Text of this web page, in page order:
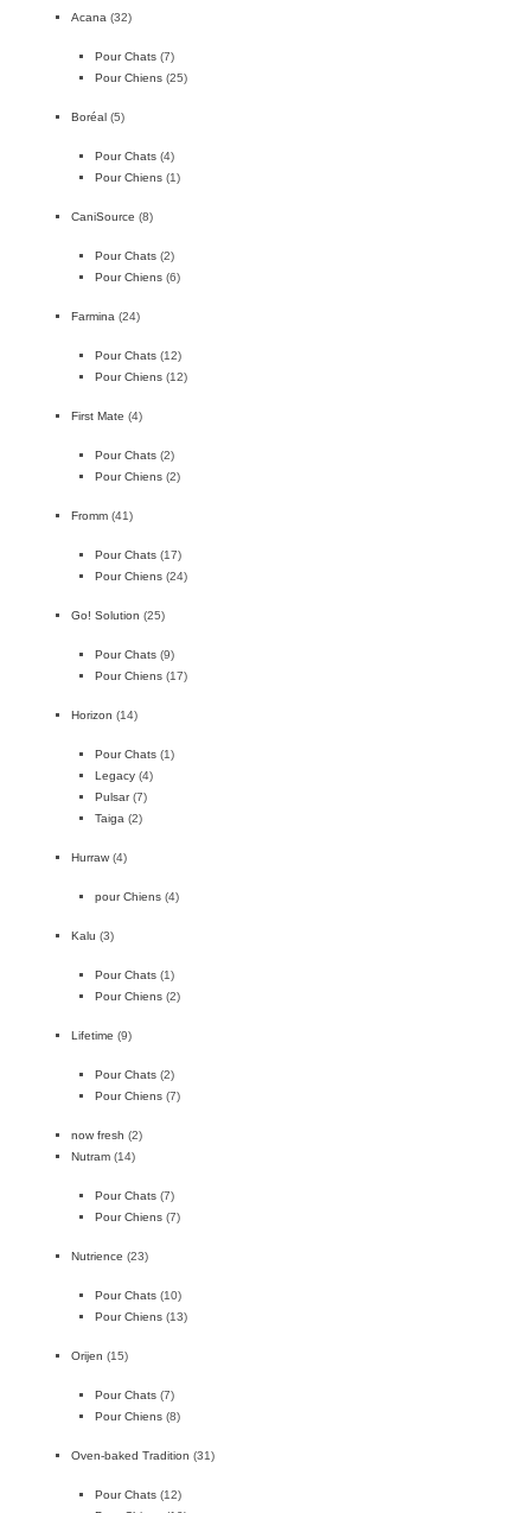
Acana (32)
Pour Chats (7)
Pour Chiens (25)
Boréal (5)
Pour Chats (4)
Pour Chiens (1)
CaniSource (8)
Pour Chats (2)
Pour Chiens (6)
Farmina (24)
Pour Chats (12)
Pour Chiens (12)
First Mate (4)
Pour Chats (2)
Pour Chiens (2)
Fromm (41)
Pour Chats (17)
Pour Chiens (24)
Go! Solution (25)
Pour Chats (9)
Pour Chiens (17)
Horizon (14)
Pour Chats (1)
Legacy (4)
Pulsar (7)
Taiga (2)
Hurraw (4)
pour Chiens (4)
Kalu (3)
Pour Chats (1)
Pour Chiens (2)
Lifetime (9)
Pour Chats (2)
Pour Chiens (7)
now fresh (2)
Nutram (14)
Pour Chats (7)
Pour Chiens (7)
Nutrience (23)
Pour Chats (10)
Pour Chiens (13)
Orijen (15)
Pour Chats (7)
Pour Chiens (8)
Oven-baked Tradition (31)
Pour Chats (12)